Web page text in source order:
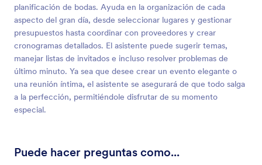
planificación de bodas. Ayuda en la organización de cada
aspecto del gran día, desde seleccionar lugares y gestionar
presupuestos hasta coordinar con proveedores y crear
cronogramas detallados. El asistente puede sugerir temas,
manejar listas de invitados e incluso resolver problemas de
último minuto. Ya sea que desee crear un evento elegante o
una reunión íntima, el asistente se asegurará de que todo salga
a la perfección, permitiéndole disfrutar de su momento
especial.
Puede hacer preguntas como...